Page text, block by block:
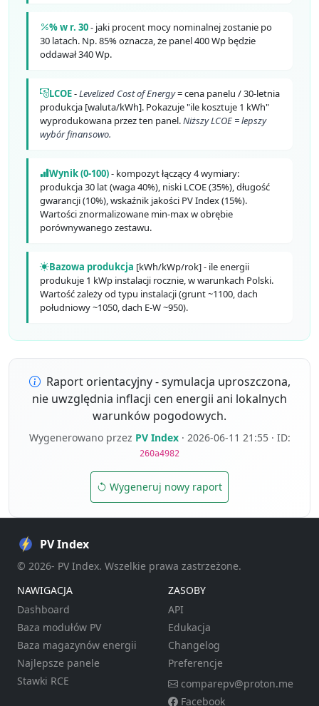
% w r. 30- jaki procent mocy nominalnej zostanie po
30 latach. Np. 85% oznacza, że panel 400 Wp będzie
oddawał 340 Wp.
LCOE-Levelized Cost of Energy= cena panelu / 30-letnia
produkcja [waluta/kWh]. Pokazuje "ile kosztuje 1 kWh"
wyprodukowana przez ten panel.Niższy LCOE = lepszy
wybór finansowo.
Wynik (0-100)- kompozyt łączący 4 wymiary:
produkcja 30 lat (waga 40%), niski LCOE (35%), długość
gwarancji (10%), wskaźnik jakości PV Index (15%).
Wartości znormalizowane min-max w obrębie
porównywanego zestawu.
Bazowa produkcja [kWh/kWp/rok] - ile energii
produkuje 1 kWp instalacji rocznie, w warunkach Polski.
Wartość zależy od typu instalacji (grunt ~1100, dach
południowy ~1050, dach E-W ~950).
Raport orientacyjny - symulacja uproszczona,
nie uwzględnia inflacji cen energii ani lokalnych
warunków pogodowych.
Wygenerowano przez PV Index· 2026-06-11 21:55 · ID:
260a4982
Wygeneruj nowy raport
PV Index
© 2026- PV Index. Wszelkie prawa zastrzeżone.
NAWIGACJA
Dashboard
Baza modułów PV
Baza magazynów energii
Najlepsze panele
Stawki RCE
ZASOBY
API
Edukacja
Changelog
Preferencje
comparepv@proton.me
Facebook